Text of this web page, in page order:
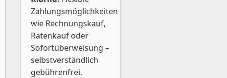
Zahlungsmöglichkeiten
wie Rechnungskauf,
Ratenkauf oder
Sofortüberweisung –
selbstverständlich
gebührenfrei.